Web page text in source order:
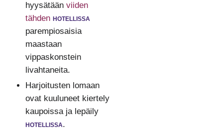
hyysätään viiden
tähden hotellissa
parempiosaisia
maastaan
vippaskonstein
livahtaneita.
Harjoitusten lomaan
ovat kuuluneet kiertely
kaupoissa ja lepäily
hotellissa.